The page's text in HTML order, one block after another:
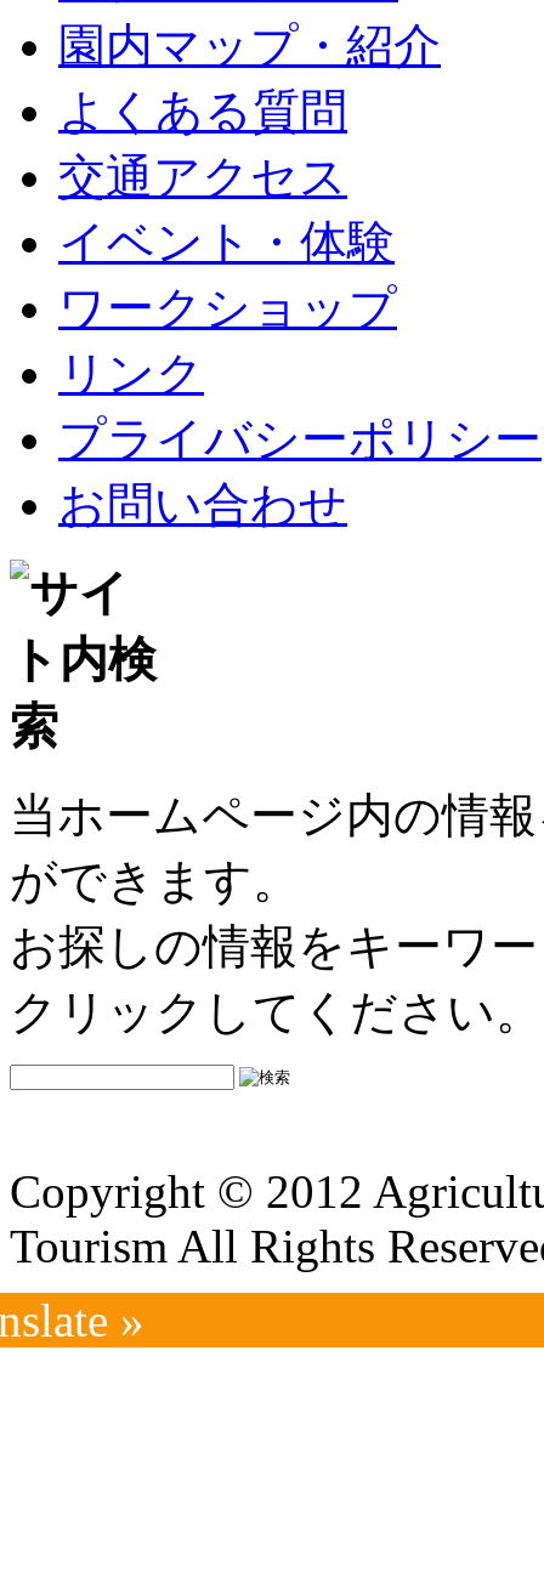
園内マップ・紹介
よくある質問
交通アクセス
イベント・体験
ワークショップ
リンク
プライバシーポリシー
お問い合わせ
当ホームページ内の情
ができます。
お探しの情報をキーワ
クリックしてください。
Copyright © 2012
Tourism All Rights
»